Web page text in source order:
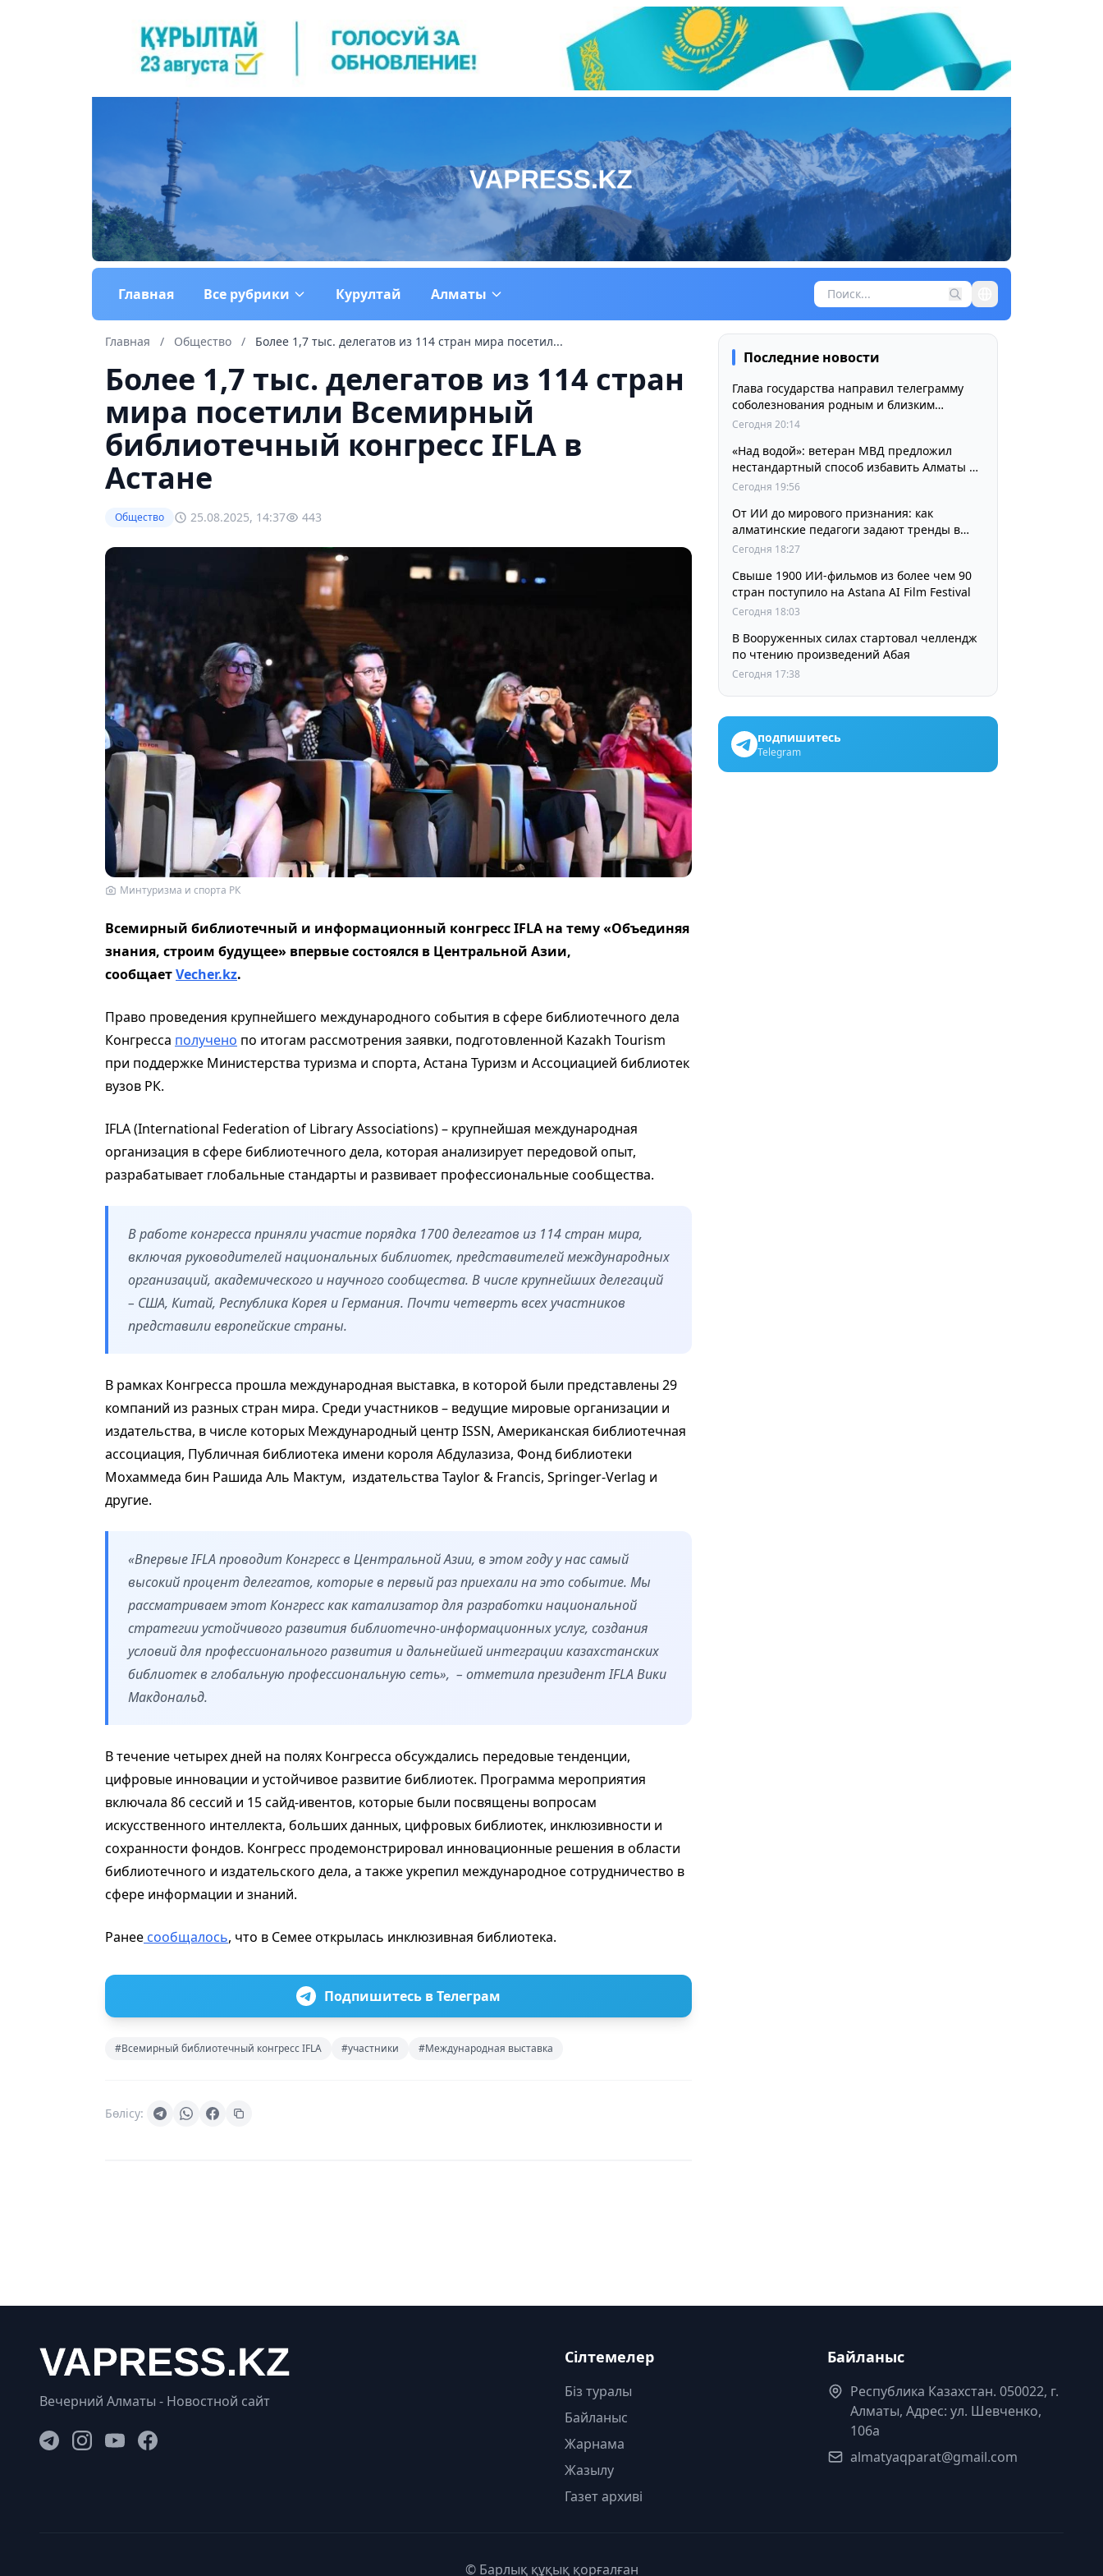
Главная Все рубрики Курултай Алматы
Главная / Общество / Более 1,7 тыс. делегатов из 114 стран мира посетил...
Более 1,7 тыс. делегатов из 114 стран
мира посетили Всемирный
библиотечный конгресс IFLA в
Астане
Общество 25.08.2025, 14:37 443
Минтуризма и спорта РК
Всемирный библиотечный и информационный конгресс IFLA на тему «Объединяя
знания, строим будущее» впервые состоялся в Центральной Азии,
сообщаетVecher.kz.
Право проведения крупнейшего международного события в сфере библиотечного дела
Конгресса получено по итогам рассмотрения заявки, подготовленной Kazakh Tourism
при поддержке Министерства туризма и спорта, Астана Туризм и Ассоциацией библиотек
вузов РК.
ІFLA (International Federation of Library Associations) – крупнейшая международная
организация в сфере библиотечного дела, которая анализирует передовой опыт,
разрабатывает глобальные стандарты и развивает профессиональные сообщества.
В работе конгресса приняли участие порядка 1700 делегатов из 114 стран мира,
включая руководителей национальных библиотек, представителей международных
организаций, академического и научного сообщества. В числе крупнейших делегаций
– США, Китай, Республика Корея и Германия. Почти четверть всех участников
представили европейские страны.
В рамках Конгресса прошла международная выставка, в которой были представлены 29
компаний из разных стран мира. Среди участников – ведущие мировые организации и
издательства, в числе которых Международный центр ISSN, Американская библиотечная
ассоциация, Публичная библиотека имени короля Абдулазиза, Фонд библиотеки
Мохаммеда бин Рашида Аль Мактум, издательства Taylor & Francis, Springer-Verlag и
другие.
«Впервые IFLA проводит Конгресс в Центральной Азии, в этом году у нас самый
высокий процент делегатов, которые в первый раз приехали на это событие. Мы
рассматриваем этот Конгресс как катализатор для разработки национальной
стратегии устойчивого развития библиотечно-информационных услуг, создания
условий для профессионального развития и дальнейшей интеграции казахстанских
библиотек в глобальную профессиональную сеть», – отметила президент IFLA Вики
Макдональд.
В течение четырех дней на полях Конгресса обсуждались передовые тенденции,
цифровые инновации и устойчивое развитие библиотек. Программа мероприятия
включала 86 сессий и 15 сайд-ивентов, которые были посвящены вопросам
искусственного интеллекта, больших данных, цифровых библиотек, инклюзивности и
сохранности фондов. Конгресс продемонстрировал инновационные решения в области
библиотечного и издательского дела, а также укрепил международное сотрудничество в
сфере информации и знаний.
Ранее сообщалось, что в Семее открылась инклюзивная библиотека.
Подпишитесь в Телеграм
#Всемирный библиотечный конгресс IFLA #участники #Международная выставка
Бөлісу:
Последние новости
Глава государства направил телеграмму
соболезнования родным и близким
выдающегося кинорежиссера Ардака
Сегодня 20:14
«Над водой»: ветеран МВД предложил
нестандартный способ избавить Алматы от
пробок и смога
Сегодня 19:56
От ИИ до мирового признания: как
алматинские педагоги задают тренды в
изучении языков
Сегодня 18:27
Свыше 1900 ИИ-фильмов из более чем 90
стран поступило на Astana AI Film Festival
Сегодня 18:03
В Вооруженных силах стартовал челлендж
по чтению произведений Абая
Сегодня 17:38
подпишитесь
Telegram
Вечерний Алматы - Новостной сайт
Сілтемелер
Біз туралы
Байланыс
Жарнама
Жазылу
Газет архиві
Байланыс
Республика Казахстан. 050022, г.
Алматы, Адрес: ул. Шевченко,
106а
almatyaqparat@gmail.com
© Барлық құқық қорғалған